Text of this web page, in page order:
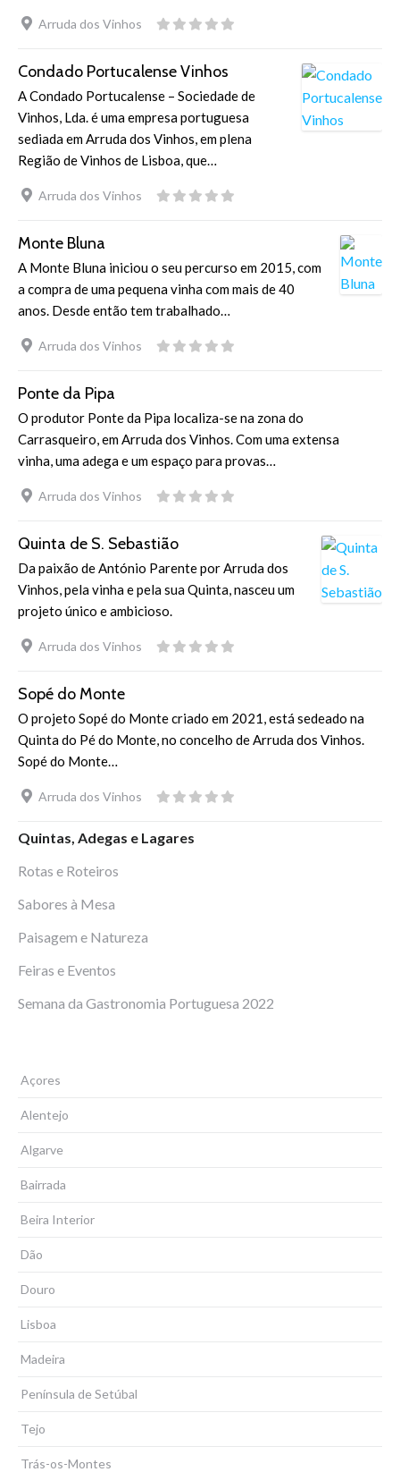
Arruda dos Vinhos
Condado Portucalense Vinhos
A Condado Portucalense – Sociedade de
Vinhos, Lda. é uma empresa portuguesa
sediada em Arruda dos Vinhos, em plena
Região de Vinhos de Lisboa, que…
Arruda dos Vinhos
Monte Bluna
A Monte Bluna iniciou o seu percurso em 2015, com
a compra de uma pequena vinha com mais de 40
anos. Desde então tem trabalhado…
Arruda dos Vinhos
Ponte da Pipa
O produtor Ponte da Pipa localiza-se na zona do
Carrasqueiro, em Arruda dos Vinhos. Com uma extensa
vinha, uma adega e um espaço para provas…
Arruda dos Vinhos
Quinta de S. Sebastião
Da paixão de António Parente por Arruda dos
Vinhos, pela vinha e pela sua Quinta, nasceu um
projeto único e ambicioso.
Arruda dos Vinhos
Sopé do Monte
O projeto Sopé do Monte criado em 2021, está sedeado na
Quinta do Pé do Monte, no concelho de Arruda dos Vinhos.
Sopé do Monte…
Arruda dos Vinhos
Quintas, Adegas e Lagares
Rotas e Roteiros
Sabores à Mesa
Paisagem e Natureza
Feiras e Eventos
Semana da Gastronomia Portuguesa 2022
Açores
Alentejo
Algarve
Bairrada
Beira Interior
Dão
Douro
Lisboa
Madeira
Península de Setúbal
Tejo
Trás-os-Montes